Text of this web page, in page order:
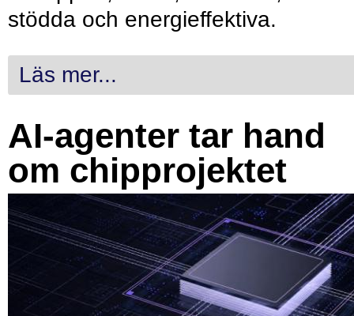
stödda och energieffektiva.
Läs mer...
AI-agenter tar hand
om chipprojektet